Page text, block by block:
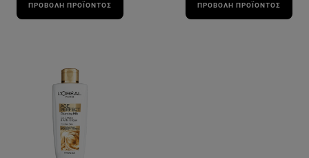
ΠΡΟΒΟΛΉ ΠΡΟΪΌΝΤΟΣ ΠΡΟΒΟΛΉ ΠΡΟΪΌΝΤΟΣ